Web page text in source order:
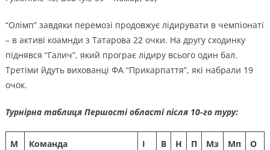
“Олімп” завдяки перемозі продовжує лідирувати в чемпіонаті
– в активі коамнди з Татарова 22 очки. На другу сходинку
піднявся “Галич”, який програє лідиру всього один бал.
Третіми йдуть вихованці ФА “Прикарпаття”, які набрали 19
очок.
Турнірна таблиця Першості області після 10-го туру:
М Команда І В Н П Мз Мп О